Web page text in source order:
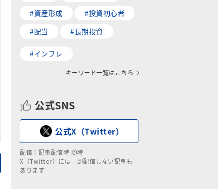
#資産形成
#投資初心者
#配当
#長期投資
#インフレ
キーワード一覧はこちら
公式SNS
公式X（Twitter）
配信：記事配信時 随時
X（Twitter）には一部配信しない記事も
あります